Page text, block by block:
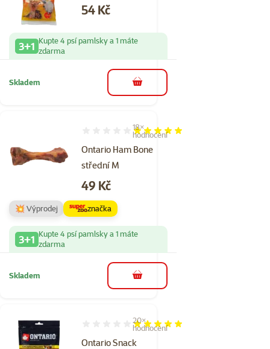
Cena
54 Kč
3+1 Kupte 4 psí pamlsky a 1 máte
zdarma
Skladem do košíku
Ontario Ham Bone
střední M
Hodnocení 99%, počet hodnocení: 18
18×
hodnocení
Cena
49 Kč
💥 Výprodej značka
3+1 Kupte 4 psí pamlsky a 1 máte
zdarma
Skladem do košíku
Ontario Snack
Hodnocení 99%, počet hodnocení: 20
20×
hodnocení